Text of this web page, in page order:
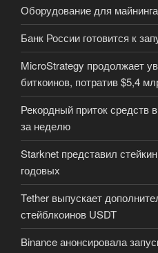
Оборудование для
Банк России готовится к
MicroStrategy продолжает
биткоинов, потратив $5,4
Рекордный приток средств
за неделю
Starknet представил
годовых
Tether выпускает
стейблкоинов USDT
Binance анонсировала